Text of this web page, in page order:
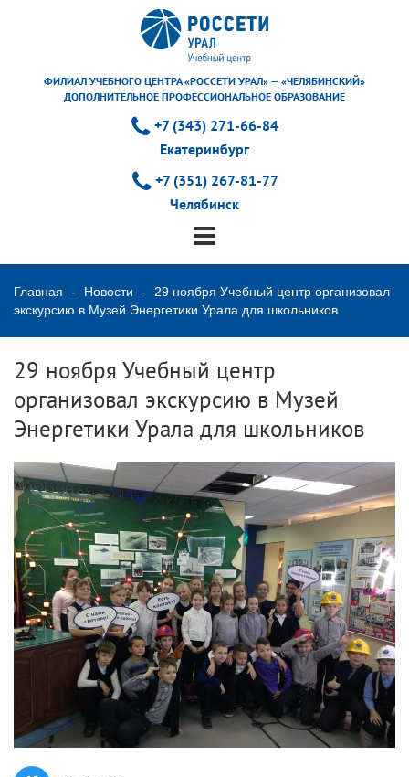
ФИЛИАЛ УЧЕБНОГО ЦЕНТРА «РОССЕТИ УРАЛ» — «ЧЕЛЯБИНСКИЙ»
ДОПОЛНИТЕЛЬНОЕ ПРОФЕССИОНАЛЬНОЕ ОБРАЗОВАНИЕ
+7 (343) 271-66-84
Екатеринбург
+7 (351) 267-81-77
Челябинск
Главная Новости
29 ноября Учебный центр организовал
экскурсию в Музей Энергетики Урала для школьников
29 ноября Учебный центр
организовал экскурсию в Музей
Энергетики Урала для школьников